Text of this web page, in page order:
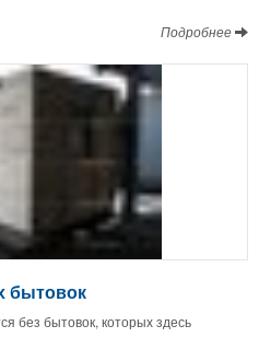
Подробнее
бытовок
без бытовок, которых здесь